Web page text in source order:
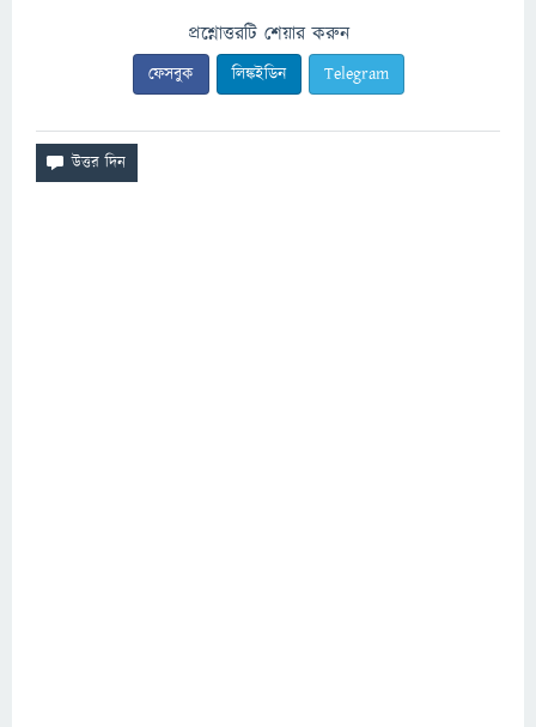
প্রশ্নোত্তরটি শেয়ার করুন
ফেসবুক লিঙ্কইডিন Telegram